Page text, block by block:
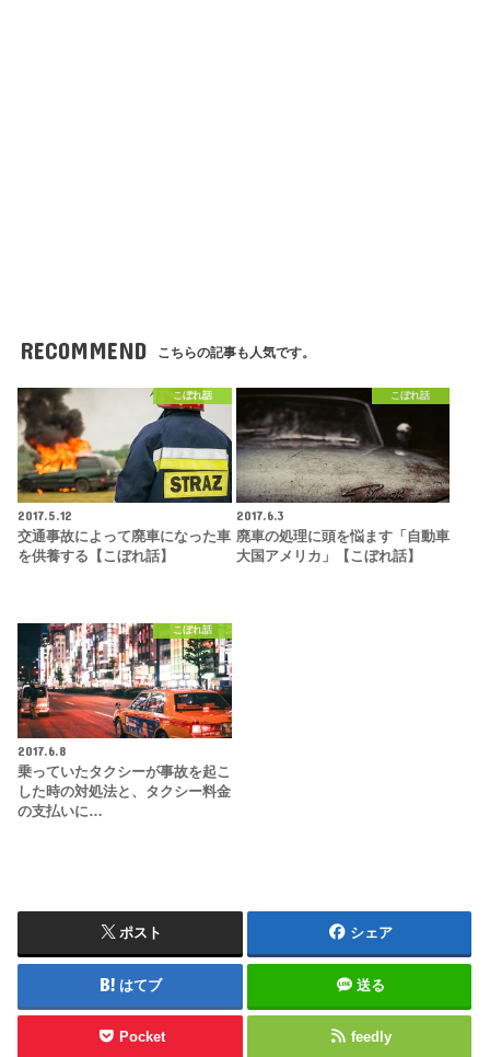
RECOMMEND こちらの記事も人気です。
こぼれ話
2017.5.12
交通事故によって廃車になった車
を供養する【こぼれ話】
こぼれ話
2017.6.3
廃車の処理に頭を悩ます「自動車
大国アメリカ」【こぼれ話】
こぼれ話
2017.6.8
乗っていたタクシーが事故を起こ
した時の対処法と、タクシー料金
の支払いに…
ポスト シェア
はてブ 送る
Pocket feedly